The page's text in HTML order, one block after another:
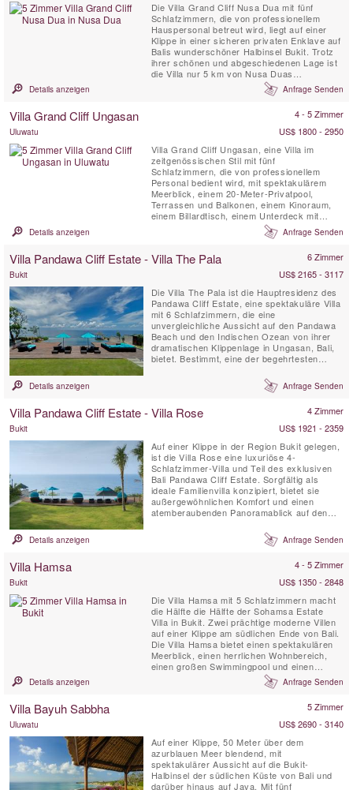
Die Villa Grand Cliff Nusa Dua mit fünf
Schlafzimmern, die von professionellem
Hauspersonal betreut wird, liegt auf einer
Klippe in einer sicheren privaten Enklave auf
Balis wunderschöner Halbinsel Bukit. Trotz
ihrer schönen und abgeschiedenen Lage ist
die Villa nur 5 km von Nusa Duas
Geschäften, Restaurants, Golf- und
Wassersportaktivitäten entfernt, die alle mit
leicht erreichbar sind. Diese balinesische
Details anzeigen Anfrage Senden
Villa Grand Cliff Ungasan 4 - 5 Zimmer
Uluwatu
US$ 1800 - 2950
Villa Grand Cliff Ungasan, eine Villa im
zeitgenössischen Stil mit fünf
Schlafzimmern, die von professionellem
Personal bedient wird, mit spektakulärem
Meerblick, einem 20-Meter-Privatpool,
Terrassen und Balkonen, einem Kinoraum,
einem Billardtisch, einem Unterdeck mit
Whirlpool-Badewanne und einem
Entspannungspavillon . Diese
auf dem Gelände eines luxuriösen
Klippenresorts auf der spektakulären
Halbinsel Bukit. Hier können Sie...
Details anzeigen Anfrage Senden
Villa Pandawa Cliff Estate - Villa The Pala 6 Zimmer
Bukit
US$ 2165 - 3117
Die Villa The Pala ist die Hauptresidenz des
Pandawa Cliff Estate, eine spektakuläre Villa
mit 6 Schlafzimmern, die eine
unvergleichliche Aussicht auf den Pandawa
Beach und den Indischen Ozean von ihrer
dramatischen Klippenlage in Ungasan, Bali,
bietet. Bestimmt, eine der begehrtesten
als erstklassige Hochzeitslocation als auch
für unvergessliche Familienurlaube oder
geeignet.
Details anzeigen Anfrage Senden
Villa Pandawa Cliff Estate - Villa Rose 4 Zimmer
Bukit
US$ 1921 - 2359
Auf einer Klippe in der Region Bukit gelegen,
ist die Villa Rose eine luxuriöse 4-
Schlafzimmer-Villa und Teil des exklusiven
Bali Pandawa Cliff Estate. Sorgfältig als
ideale Familienvilla konzipiert, bietet sie
außergewöhnlichen Komfort und einen
atemberaubenden Panoramablick auf den
laden die riffgeschützten, kristallklaren
Gewässer und die weißen Sandstrände von
während einige der besten Surfstrände...
Details anzeigen Anfrage Senden
Villa Hamsa 4 - 5 Zimmer
Bukit
US$ 1350 - 2848
Die Villa Hamsa mit 5 Schlafzimmern macht
die Hälfte die Hälfte der Sohamsa Estate
Villa in Bukit. Zwei prächtige moderne Villen
auf einer Klippe am südlichen Ende von Bali.
Die Villa Hamsa bietet einen spektakulären
Meerblick, einen herrlichen Wohnbereich,
einen großen Swimmingpool und einen
Massageraum. Die Villa Hamsa ist voll
besetzt, mit einem qualifizierten Koch und
Details anzeigen Anfrage Senden
Villa Bayuh Sabbha 5 Zimmer
Uluwatu
US$ 2690 - 3140
Auf einer Klippe, 50 Meter über dem
azurblauen Meer blendend, mit
spektakulärer Aussicht auf die Bukit-
Halbinsel der südlichen Küste von Bali und
darüber hinaus auf Java. Mit fünf